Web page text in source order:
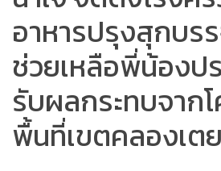
อาหารปรุงสุกบร
ช่วยเหลือพี่น้องป
รับผลกระทบจาก
พื้นที่เขตคลองเตย